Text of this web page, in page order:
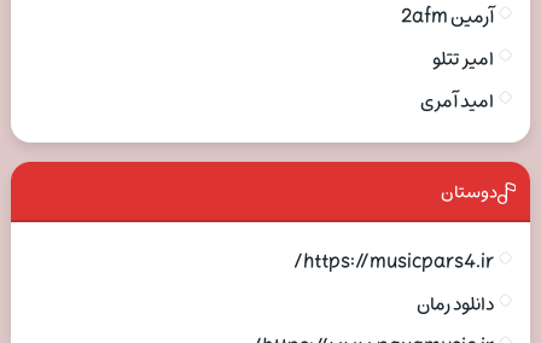
آرمین 2afm
امیر تتلو
امید آمری
دوستان
https://musicpars4.ir/
دانلود رمان